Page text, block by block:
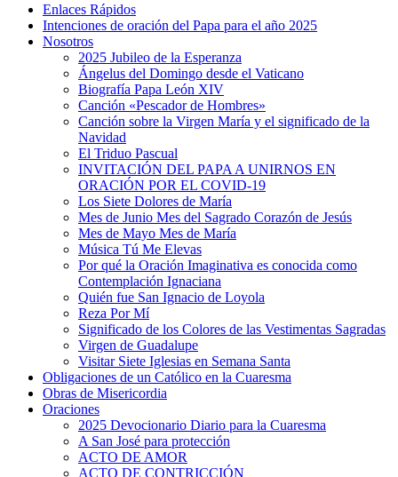
Enlaces Rápidos
Intenciones de oración del Papa para el año 2025
Nosotros
2025 Jubileo de la Esperanza
Ángelus del Domingo desde el Vaticano
Biografía Papa León XIV
Canción «Pescador de Hombres»
Canción sobre la Virgen María y el significado de la
Navidad
El Triduo Pascual
INVITACIÓN DEL PAPA A UNIRNOS EN
ORACIÓN POR EL COVID-19
Los Siete Dolores de María
Mes de Junio Mes del Sagrado Corazón de Jesús
Mes de Mayo Mes de María
Música Tú Me Elevas
Por qué la Oración Imaginativa es conocida como
Contemplación Ignaciana
Quién fue San Ignacio de Loyola
Reza Por Mí
Significado de los Colores de las Vestimentas Sagradas
Virgen de Guadalupe
Visitar Siete Iglesias en Semana Santa
Obligaciones de un Católico en la Cuaresma
Obras de Misericordia
Oraciones
2025 Devocionario Diario para la Cuaresma
A San José para protección
ACTO DE AMOR
ACTO DE CONTRICCIÓN